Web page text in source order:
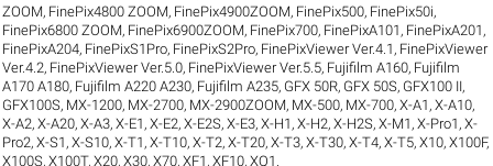
ZOOM, FinePix4800 ZOOM, FinePix4900ZOOM, FinePix500, FinePix50i,
FinePix6800 ZOOM, FinePix6900ZOOM, FinePix700, FinePixA101 , FinePixA201 ,
FinePixA204, FinePixS1Pro, FinePixS2Pro, FinePixViewer Ver.4.1 , FinePixViewer
Ver.4.2, FinePixViewer Ver.5.0, FinePixViewer Ver.5.5, Fujifilm A160, Fujifilm
A170 A180, Fujifilm A220 A230, Fujifilm A235, GFX 50R, GFX 50S, GFX100 II,
GFX100S, MX-1200, MX-2700, MX-2900ZOOM, MX-500, MX-700,X-A1 ,X-A10,
X-A2,X-A20,X-A3,X-E1 ,X-E2,X-E2S,X-E3,X-H1 ,X-H2,X-H2S,X-M1 ,X-Pro1 ,X-
Pro2,X-S1 ,X-S10,X-T1 ,X-T10,X-T2,X-T20,X-T3,X-T30,X-T4,X-T5,X10,X100F,
X100S,X100T,X20,X30,X70,XF1 ,XF10,XQ1